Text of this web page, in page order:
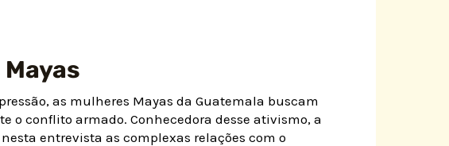
as mulheres Mayas da Guatemala buscam
o conflito armado. Conhecedora desse ativismo, a
entrevista as complexas relações com o